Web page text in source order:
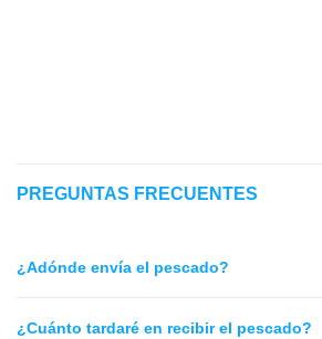
PREGUNTAS FRECUENTES
¿Adónde envía el pescado?
¿Cuánto tardaré en recibir el pescado?